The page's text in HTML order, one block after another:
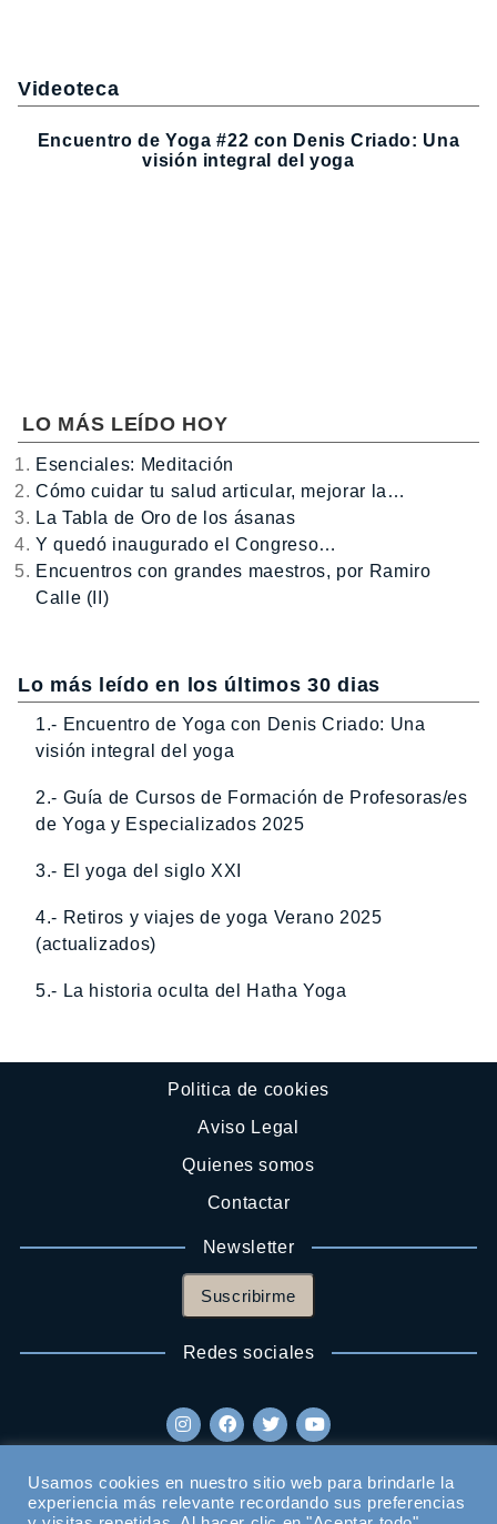
Videoteca
Encuentro de Yoga #22 con Denis Criado: Una
visión integral del yoga
LO MÁS LEÍDO HOY
Esenciales: Meditación
Cómo cuidar tu salud articular, mejorar la…
La Tabla de Oro de los ásanas
Y quedó inaugurado el Congreso…
Encuentros con grandes maestros, por Ramiro
Calle (II)
Lo más leído en los últimos 30 dias
1.- Encuentro de Yoga con Denis Criado: Una
visión integral del yoga
2.- Guía de Cursos de Formación de Profesoras/es
de Yoga y Especializados 2025
3.- El yoga del siglo XXI
4.- Retiros y viajes de yoga Verano 2025
(actualizados)
5.- La historia oculta del Hatha Yoga
Politica de cookies
Aviso Legal
Quienes somos
Contactar
Newsletter
Suscribirme
Redes sociales
Usamos cookies en nuestro sitio web para brindarle la
experiencia más relevante recordando sus preferencias